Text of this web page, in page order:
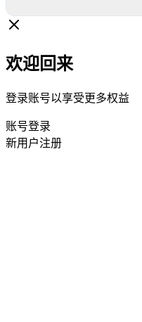
欢迎回来
登录账号以享受更多权益
账号登录
新用户注册